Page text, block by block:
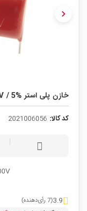
chevron_right
خازن پلی استر 2.2uF / 400V / 5%
کد کالا: 2021006056
3.9(7 رأی‌دهنده)